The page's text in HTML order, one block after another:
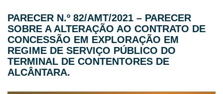
PARECER N.º 82/AMT/2021 – PARECER
SOBRE A ALTERAÇÃO AO CONTRATO DE
CONCESSÃO EM EXPLORAÇÃO EM
REGIME DE SERVIÇO PÚBLICO DO
TERMINAL DE CONTENTORES DE
ALCÂNTARA.